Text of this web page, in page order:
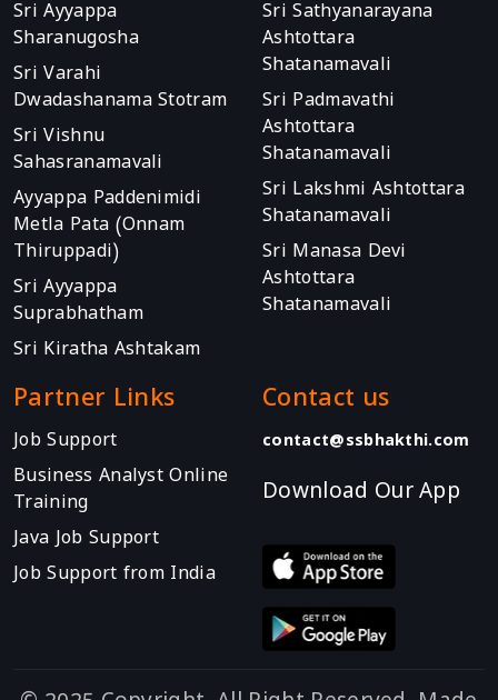
Sri Ayyappa
Sharanugosha
Sri Varahi
Dwadashanama Stotram
Sri Vishnu
Sahasranamavali
Ayyappa Paddenimidi
Metla Pata (Onnam
Thiruppadi)
Sri Ayyappa
Suprabhatham
Sri Kiratha Ashtakam
Sri Sathyanarayana
Ashtottara
Shatanamavali
Sri Padmavathi
Ashtottara
Shatanamavali
Sri Lakshmi Ashtottara
Shatanamavali
Sri Manasa Devi
Ashtottara
Shatanamavali
Partner Links
Job Support
Business Analyst Online
Training
Java Job Support
Job Support from India
Contact us
contact@ssbhakthi.com
Download Our App